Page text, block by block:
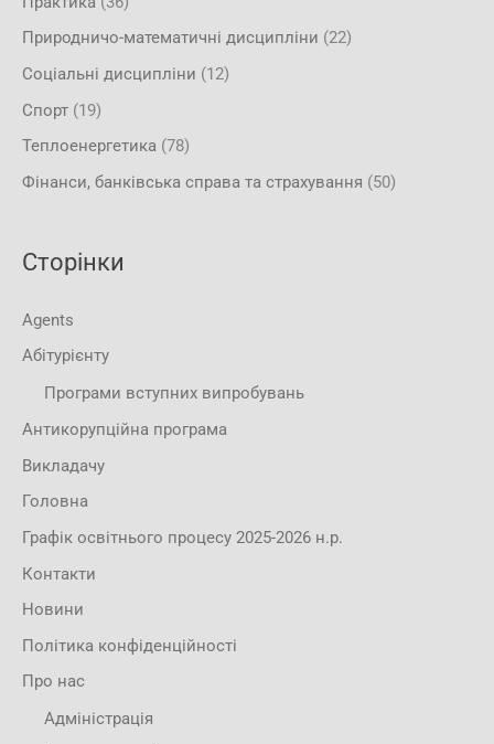
Природничо-математичні дисципліни (22)
Соціальні дисципліни (12)
Спорт (19)
Теплоенергетика (78)
Фінанси, банківська справа та страхування (50)
Сторінки
Agents
Абітурієнту
Програми вступних випробувань
Антикорупційна програма
Викладачу
Головна
Графік освітнього процесу 2025-2026 н.р.
Контакти
Новини
Політика конфіденційності
Про нас
Адміністрація